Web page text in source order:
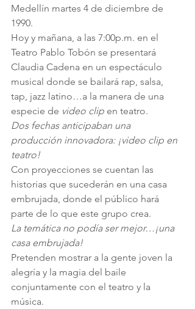
Medellín martes 4 de diciembre de
1990.
Hoy y mañana, a las 7:00p.m. en el
Teatro Pablo Tobón se presentará
Claudia Cadena en un espectáculo
musical donde se bailará rap, salsa,
tap, jazz latino…a la manera de una
especie de video clip en teatro.
Dos fechas anticipaban una
producción innovadora: ¡video clip en
teatro!
Con proyecciones se cuentan las
historias que sucederán en una casa
embrujada, donde el público hará
parte de lo que este grupo crea.
La temática no podía ser mejor…¡una
casa embrujada!
Pretenden mostrar a la gente joven la
alegría y la magia del baile
conjuntamente con el teatro y la
música.